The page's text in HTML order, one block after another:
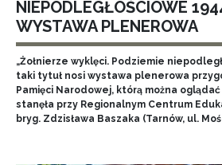
NIEPODLEGŁOŚCIOWE
WYSTAWA PLENEROWA
„Żołnierze wyklęci. Podziemie
taki tytuł nosi wystawa plenerowa
Pamięci Narodowej, którą można
stanęła przy Regionalnym Centrum
bryg. Zdzisława Baszaka (Tarnów, ul.